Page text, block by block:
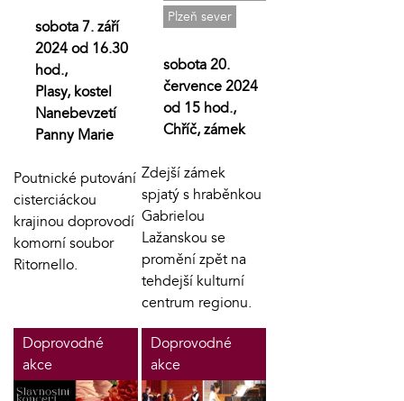
sobota 7. září
2024 od 16.30
hod.,
Plasy, kostel
Nanebevzetí
Panny Marie
Poutnické putování
cisterciáckou
krajinou doprovodí
komorní soubor
Ritornello.
Plzeň sever
sobota 20.
července 2024
od 15 hod.,
Chříč, zámek
Zdejší zámek
spjatý s hraběnkou
Gabrielou
Lažanskou se
promění zpět na
tehdejší kulturní
centrum regionu.
Doprovodné
akce
Doprovodné
akce